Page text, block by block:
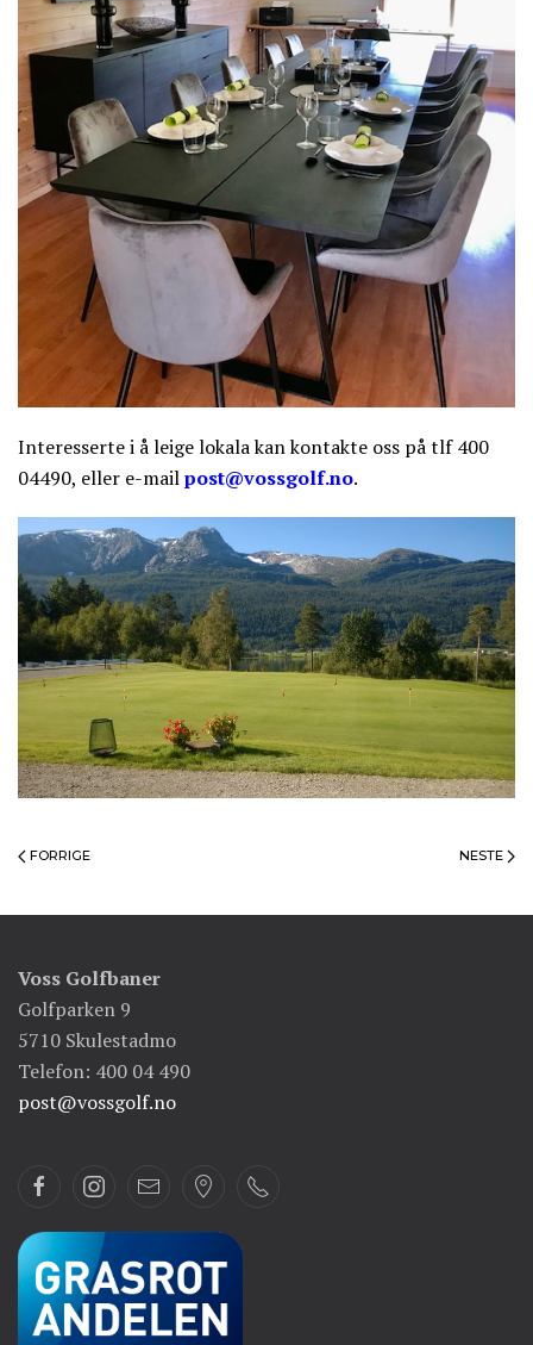
Interesserte i å leige lokala kan kontakte oss på tlf 400
04490, eller e-mailpost@vossgolf.no.
FORRIGE NESTE
Voss Golfbaner
Golfparken 9
5710 Skulestadmo
Telefon: 400 04 490
post@vossgolf.no